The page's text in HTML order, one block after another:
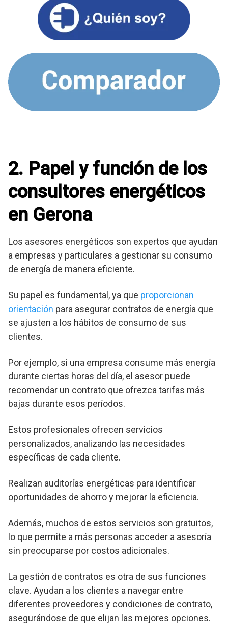
2. Papel y función de los
consultores energéticos
en Gerona
Los asesores energéticos son expertos que ayudan
a empresas y particulares a gestionar su consumo
de energía de manera eficiente.
Su papel es fundamental, ya que proporcionan
orientación para asegurar contratos de energía que
se ajusten a los hábitos de consumo de sus
clientes.
Por ejemplo, si una empresa consume más energía
durante ciertas horas del día, el asesor puede
recomendar un contrato que ofrezca tarifas más
bajas durante esos períodos.
Estos profesionales ofrecen servicios
personalizados, analizando las necesidades
específicas de cada cliente.
Realizan auditorías energéticas para identificar
oportunidades de ahorro y mejorar la eficiencia.
Además, muchos de estos servicios son gratuitos,
lo que permite a más personas acceder a asesoría
sin preocuparse por costos adicionales.
La gestión de contratos es otra de sus funciones
clave. Ayudan a los clientes a navegar entre
diferentes proveedores y condiciones de contrato,
asegurándose de que elijan las mejores opciones.